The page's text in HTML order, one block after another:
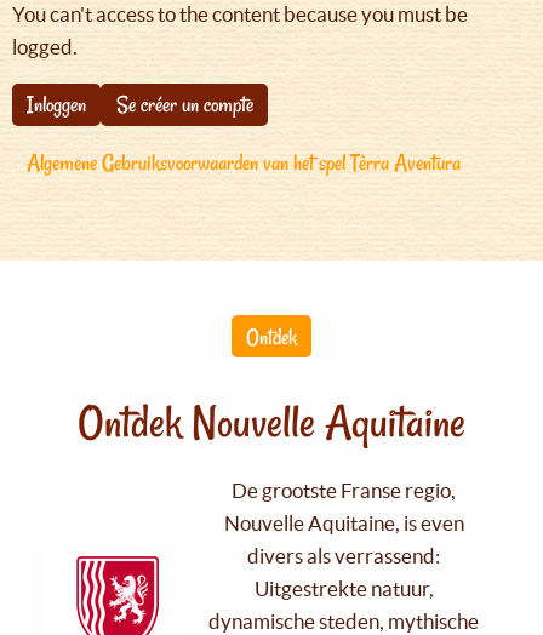
You can't access to the content because you must be
logged.
Inloggen
Se créer un compte
Algemene Gebruiksvoorwaarden van het spel Tèrra Aventura
Ontdek
Ontdek Nouvelle Aquitaine
De grootste Franse regio,
Nouvelle Aquitaine, is even
divers als verrassend:
Uitgestrekte natuur,
dynamische steden, mythische